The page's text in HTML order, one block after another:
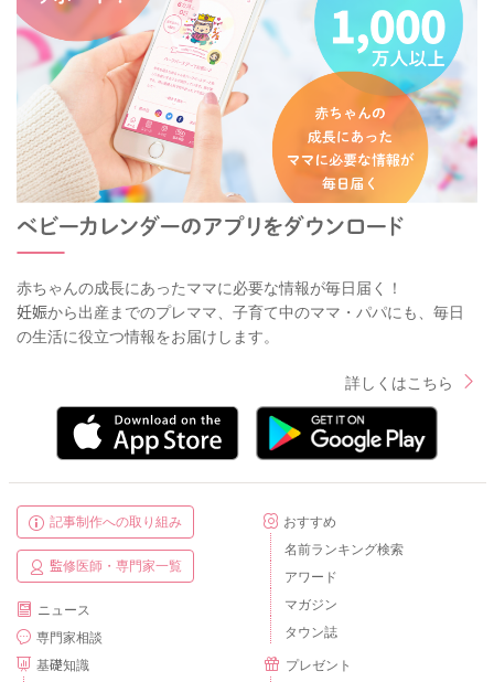
赤ちゃんの成長にあったママに必要な情報が毎日届く！
妊娠から出産までのプレママ、子育て中のママ・パパにも、毎日
の生活に役立つ情報をお届けします。
詳しくはこちら
記事制作への取り組み
監修医師・専門家一覧
ニュース
専門家相談
基礎知識
おすすめ
名前ランキング検索
アワード
マガジン
タウン誌
プレゼント